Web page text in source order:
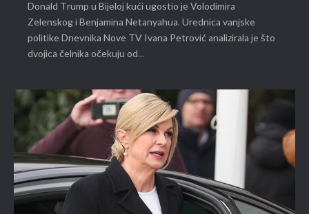
Donald Trump u Bijeloj kući ugostio je Volodimira
Zelenskog i Benjamina Netanyahua. Urednica vanjske
politike Dnevnika Nove TV Ivana Petrović analizirala je što
dvojica čelnika očekuju od...